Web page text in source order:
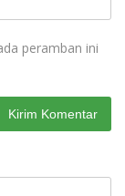
peramban ini